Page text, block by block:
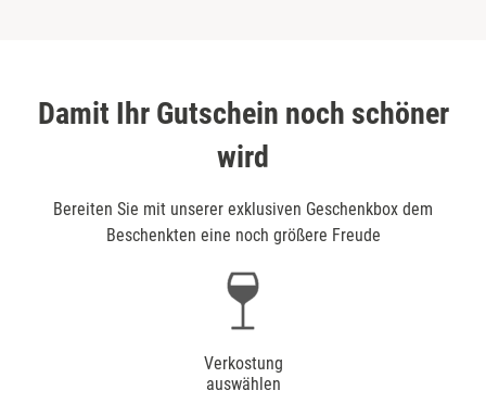
Damit Ihr Gutschein noch schöner
wird
Bereiten Sie mit unserer exklusiven Geschenkbox dem
Beschenkten eine noch größere Freude
Verkostung
auswählen